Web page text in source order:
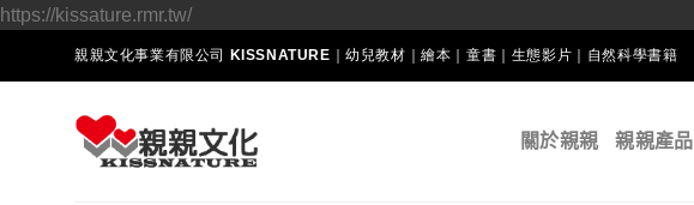
https://kissature.rmr.tw/Skip
to
親親文化事業有限公司 KISSNATURE｜幼兒教材｜繪本｜童書｜生態影片｜自然科學書籍
關於親親 親親產品